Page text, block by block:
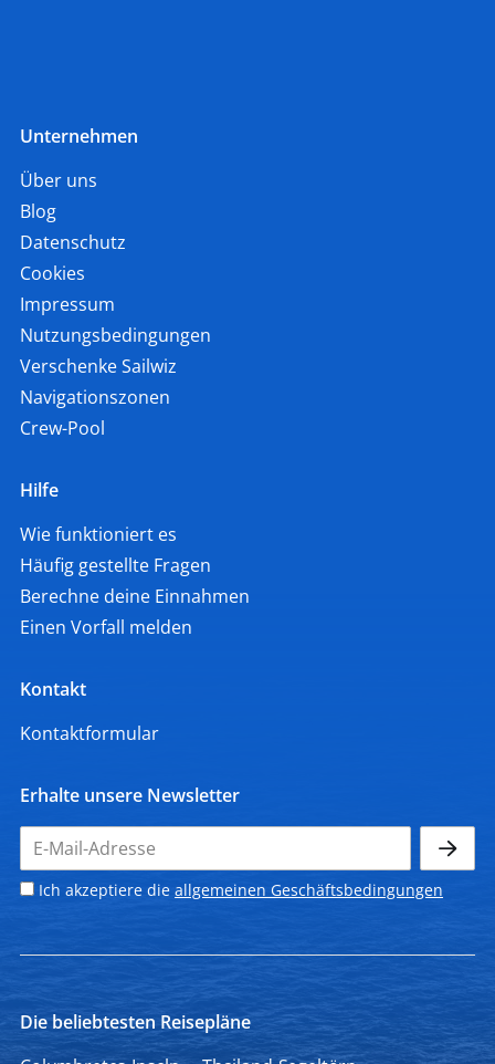
Unternehmen
Über uns
Blog
Datenschutz
Cookies
Impressum
Nutzungsbedingungen
Verschenke Sailwiz
Navigationszonen
Crew-Pool
Hilfe
Wie funktioniert es
Häufig gestellte Fragen
Berechne deine Einnahmen
Einen Vorfall melden
Kontakt
Kontaktformular
Erhalte unsere Newsletter
Ich akzeptiere die allgemeinen Geschäftsbedingungen
Die beliebtesten Reisepläne